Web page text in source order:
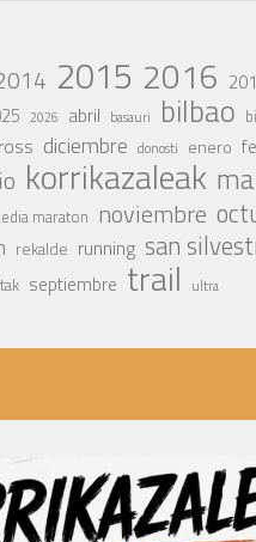
2015 2016
2026 abril basauri bilbao
diciembre donosti enero
korrikazaleak
maraton noviembre
rekalde running san
septiembre trail ultra